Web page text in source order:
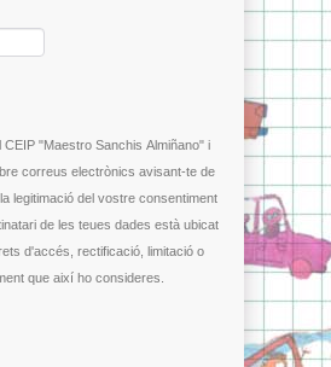
"Maestro Sanchis Almiñano" i
correus electrònics avisant-te de
legitimació del vostre consentiment
d'accés, rectificació, limitació o
que així ho consideres.